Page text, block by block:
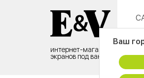
интернет-магазин
экранов под ванну
Ваш